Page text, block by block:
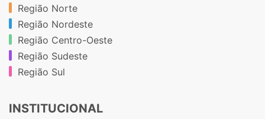
Região Norte
Região Nordeste
Região Centro-Oeste
Região Sudeste
Região Sul
INSTITUCIONAL